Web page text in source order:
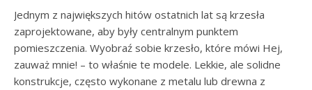
Jednym z największych hitów ostatnich lat są krzesła
zaprojektowane, aby były centralnym punktem
pomieszczenia. Wyobraź sobie krzesło, które mówi Hej,
zauważ mnie! – to właśnie te modele. Lekkie, ale solidne
konstrukcje, często wykonane z metalu lub drewna z